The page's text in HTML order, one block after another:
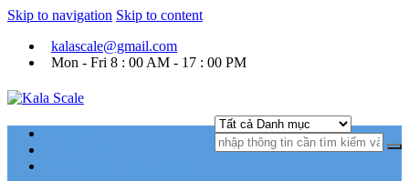
Skip to navigation Skip to content
kalascale@gmail.com
Mon - Fri 8 : 00 AM - 17 : 00 PM
Kala Scale
Kỹ thuật tự động hóa Ngành cân điện tử.